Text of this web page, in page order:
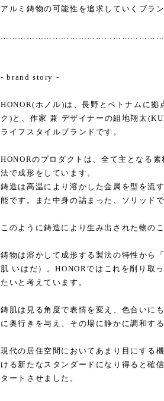
アルミ鋳物の可能性を追求していくブラン
- brand story -
HONOR(ホノル)は、長野とベトナムに
ク)と、作家 兼 デザイナーの組地翔太
ライフスタイルブランドです。
HONORのプロダクトは、全て主となる
法で成形をしています。
鋳造は高温により溶かした金属を型を流
能です。また中身の詰まった、ソリッド
このように鋳造により生み出された物の
鋳物は溶かして成形する製法の特性から
肌 いはだ）。HONORではこれを削り取
たいと考えています。
鋳肌は見る角度で表情を変え、色合いに
に奥行きを与え、その場に静かに調和す
現代の居住空間においてあまり目にする
ける新たなスタンダードになり得ると確
タートさせました。